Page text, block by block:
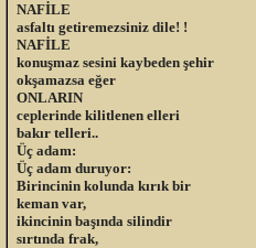
NAFİLE
asfaltı getiremezsiniz dile! !
NAFİLE
konuşmaz sesini kaybeden şehir
okşamazsa eğer
ONLARIN
ceplerinde kilitlenen elleri
bakır telleri..
Üç adam:
Üç adam duruyor:
Birincinin kolunda kırık bir
keman var,
ikincinin başında silindir
sırtında frak,